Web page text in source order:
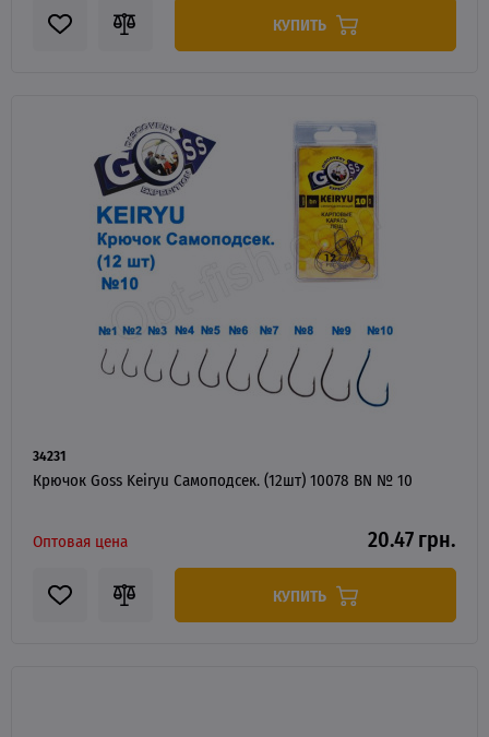
КУПИТЬ
34231
Крючок Goss Keiryu Самоподсек. (12шт) 10078 BN № 10
Оптовая цена 20.47 грн.
КУПИТЬ